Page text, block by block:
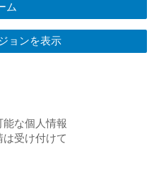
ム
ョンを表示
な個人情報
受け付けて